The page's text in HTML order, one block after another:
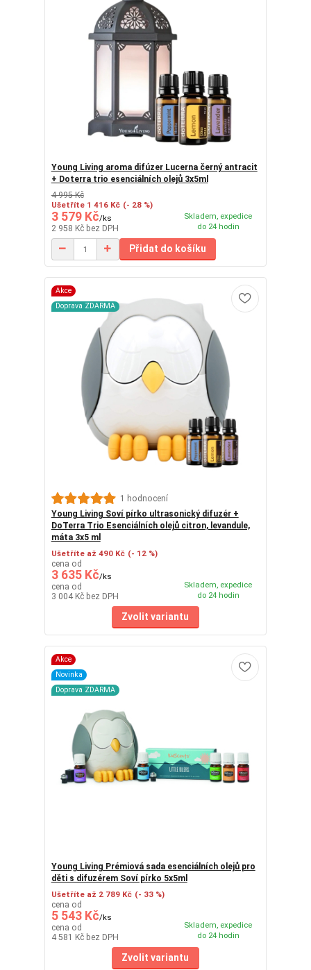
Young Living aroma difúzer Lucerna černý antracit
+ Doterra trio esenciálních olejů 3x5ml
4 995 Kč
Ušetříte 1 416 Kč (- 28 %)
3 579 Kč/ks
2 958 Kč bez DPH
Skladem, expedice
do 24 hodin
Přidat do košíku
Akce
Doprava ZDARMA
1 hodnocení
Young Living Soví pírko ultrasonický difuzér +
DoTerra Trio Esenciálních olejů citron, levandule,
máta 3x5 ml
Ušetříte až 490 Kč (- 12 %)
cena od
3 635 Kč/ks
cena od
3 004 Kč bez DPH
Skladem, expedice
do 24 hodin
Zvolit variantu
Akce
Novinka
Doprava ZDARMA
Young Living Prémiová sada esenciálních olejů pro
děti s difuzérem Soví pírko 5x5ml
Ušetříte až 2 789 Kč (- 33 %)
cena od
5 543 Kč/ks
cena od
4 581 Kč bez DPH
Skladem, expedice
do 24 hodin
Zvolit variantu